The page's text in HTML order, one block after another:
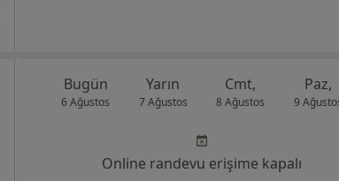
Bugün
6 Ağustos
Yarın
7 Ağustos
Cmt,
8 Ağustos
Paz,
9
Online randevu erişime kapalı